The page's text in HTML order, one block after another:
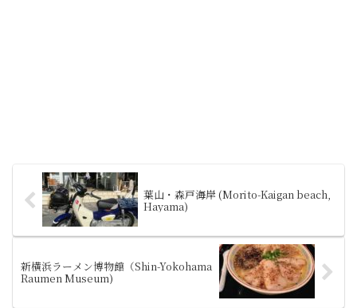
葉山・森戸海岸 (Morito-Kaigan beach,
Hayama)
新横浜ラーメン博物館（Shin-Yokohama
Raumen Museum)